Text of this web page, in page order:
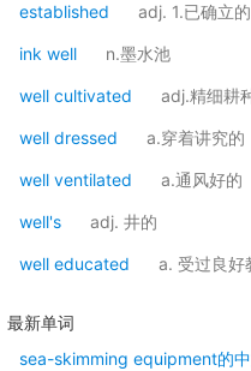
established adj. 1.已确立
ink well n.墨水池
well cultivated adj.精细耕
well dressed a.穿着讲究的
well ventilated a.通风好的
well's adj. 井的
well educated a. 受过良好
最新单词
sea-skimming equipment的